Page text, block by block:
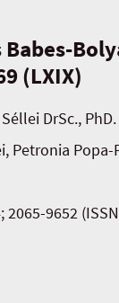
(LXIX)
DrSc., PhD.
Petronia Popa-
2065-9652